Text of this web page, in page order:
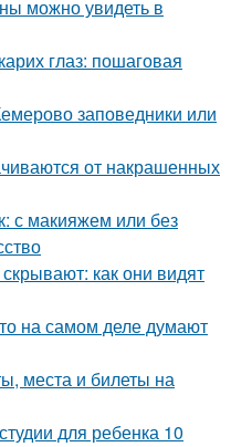
можно увидеть в
глаз: пошаговая
заповедники или
от накрашенных
с макияжем или без
как они видят
на самом деле думают
места и билеты на
для ребенка 10